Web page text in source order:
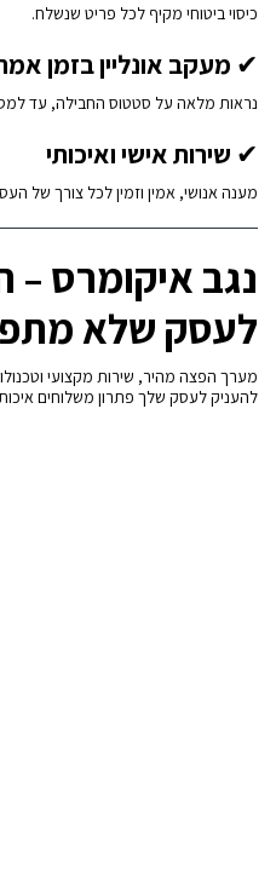
כיסוי ביטוחי מקיף לכל פריט שנשלח.
✔ מעקב אונליין בזמן
נראות מלאה על סטטוס החבילה, עד
✔ שירות אישי ואיכותי
מענה אנושי, אמין וזמין לכל צורך של
נגב איקומרס
לעסק שלא
מערך הפצה מהיר, שירות מקצועי
להעניק לעסק שלך פתרון משלוחים